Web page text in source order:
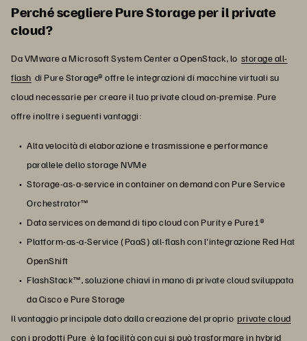
Perché scegliere Pure Storage per il private
cloud?
Da VMware a Microsoft System Center a OpenStack, lo storage all-
flash di Pure Storage® offre le integrazioni di macchine virtuali su
cloud necessarie per creare il tuo private cloud on-premise. Pure
offre inoltre i seguenti vantaggi:
Alta velocità di elaborazione e trasmissione e performance
parallele dello storage NVMe
Storage-as-a-service in container on demand con Pure Service
Orchestrator™
Data services on demand di tipo cloud con Purity e Pure1®
Platform-as-a-Service (PaaS) all-flash con l'integrazione Red Hat
OpenShift
FlashStack™, soluzione chiavi in mano di private cloud sviluppata
da Cisco e Pure Storage
Il vantaggio principale dato dalla creazione del proprio private cloud
con i prodotti Pure è la facilità con cui si può trasformare in hybrid